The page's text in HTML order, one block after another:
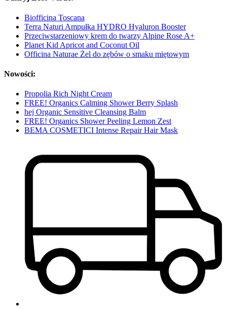
Biofficina Toscana
Terra Naturi Ampułka HYDRO Hyaluron Booster
Przeciwstarzeniowy krem do twarzy Alpine Rose A+
Planet Kid Apricot and Coconut Oil
Officina Naturae Żel do zębów o smaku miętowym
Nowości:
Propolia Rich Night Cream
FREE! Organics Calming Shower Berry Splash
hej Organic Sensitive Cleansing Balm
FREE! Organics Shower Peeling Lemon Zest
BEMA COSMETICI Intense Repair Hair Mask